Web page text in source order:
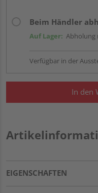
Beim Händler
Auf Lager: Abholung
Verfügbar in der
In den
EIGENSCHAFTEN